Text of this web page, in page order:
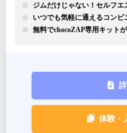
ジムだけじゃない！セルフ
いつでも気軽に通えるコンビ
無料でchocoZAP専用キット
体験・